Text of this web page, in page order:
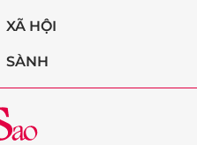
XÃ HỘI
SÀNH